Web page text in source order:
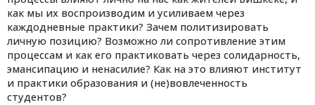
как мы их воспроизводим и усиливаем через
каждодневные практики? Зачем политизировать
личную позицию? Возможно ли сопротивление этим
процессам и как его практиковать через солидарность,
эмансипацию и ненасилие? Как на это влияют институт
и практики образования и (не)вовлеченность
студентов?